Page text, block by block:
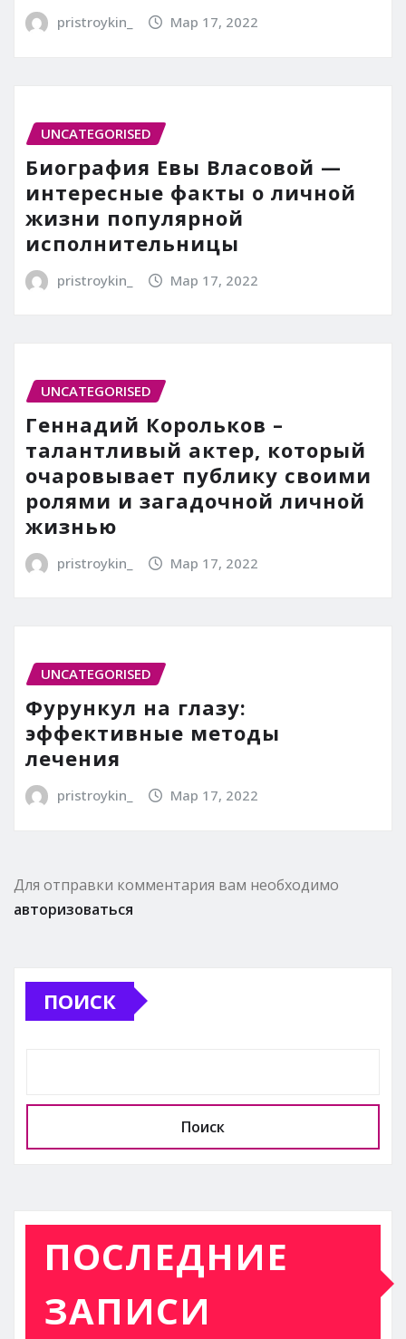
pristroykin_ Мар 17, 2022
UNCATEGORISED
Биография Евы Власовой —
интересные факты о личной
жизни популярной
исполнительницы
pristroykin_ Мар 17, 2022
UNCATEGORISED
Геннадий Корольков –
талантливый актер, который
очаровывает публику своими
ролями и загадочной личной
жизнью
pristroykin_ Мар 17, 2022
UNCATEGORISED
Фурункул на глазу:
эффективные методы
лечения
pristroykin_ Мар 17, 2022
Для отправки комментария вам необходимо
авторизоваться
ПОИСК
Поиск
ПОСЛЕДНИЕ
ЗАПИСИ